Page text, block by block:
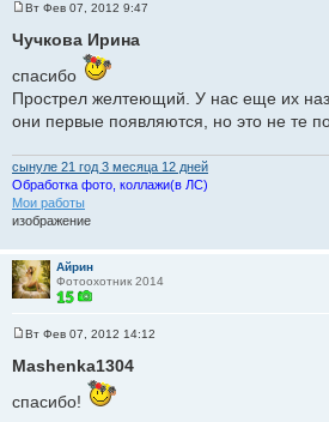
о
щ
н
и
Вт Фев 07, 2012 9:47
Чучкова Ирина
спасибо
Прострел желтеющий. У нас еще их
они первые появляются, но это не те
сынуле 21 год 3 месяца 12 дней
Обработка фото, коллажи(в ЛС)
Мои работы
изображение
Айрин
Фотоохотник 2014
о
щ
Вт Фев 07, 2012 14:12
Mashenka1304
спасибо!